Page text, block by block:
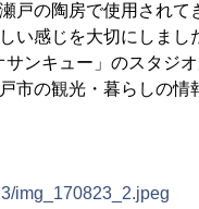
戸の陶房で使用されて
い感じを大切にしま
ンキュー」のスタジ
市の観光・暮らしの情
img_170823_2.jpeg